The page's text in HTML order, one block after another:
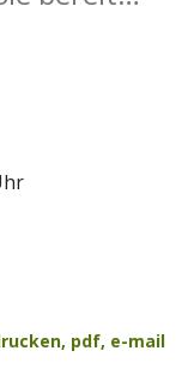
pdf, e-mail